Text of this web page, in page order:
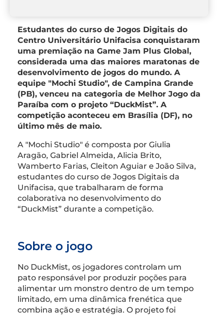
Estudantes do curso de Jogos Digitais do
Centro Universitário Unifacisa conquistaram
uma premiação na Game Jam Plus Global,
considerada uma das maiores maratonas de
desenvolvimento de jogos do mundo. A
equipe "Mochi Studio", de Campina Grande
(PB), venceu na categoria de Melhor Jogo da
Paraíba com o projeto “DuckMist”. A
competição aconteceu em Brasília (DF), no
último mês de maio.
A "Mochi Studio" é composta por Giulia
Aragão, Gabriel Almeida, Alicia Brito,
Wamberto Farias, Cleiton Aguiar e João Silva,
estudantes do curso de Jogos Digitais da
Unifacisa, que trabalharam de forma
colaborativa no desenvolvimento do
“DuckMist” durante a competição.
Sobre o jogo
No DuckMist, os jogadores controlam um
pato responsável por produzir poções para
alimentar um monstro dentro de um tempo
limitado, em uma dinâmica frenética que
combina ação e estratégia. O projeto foi